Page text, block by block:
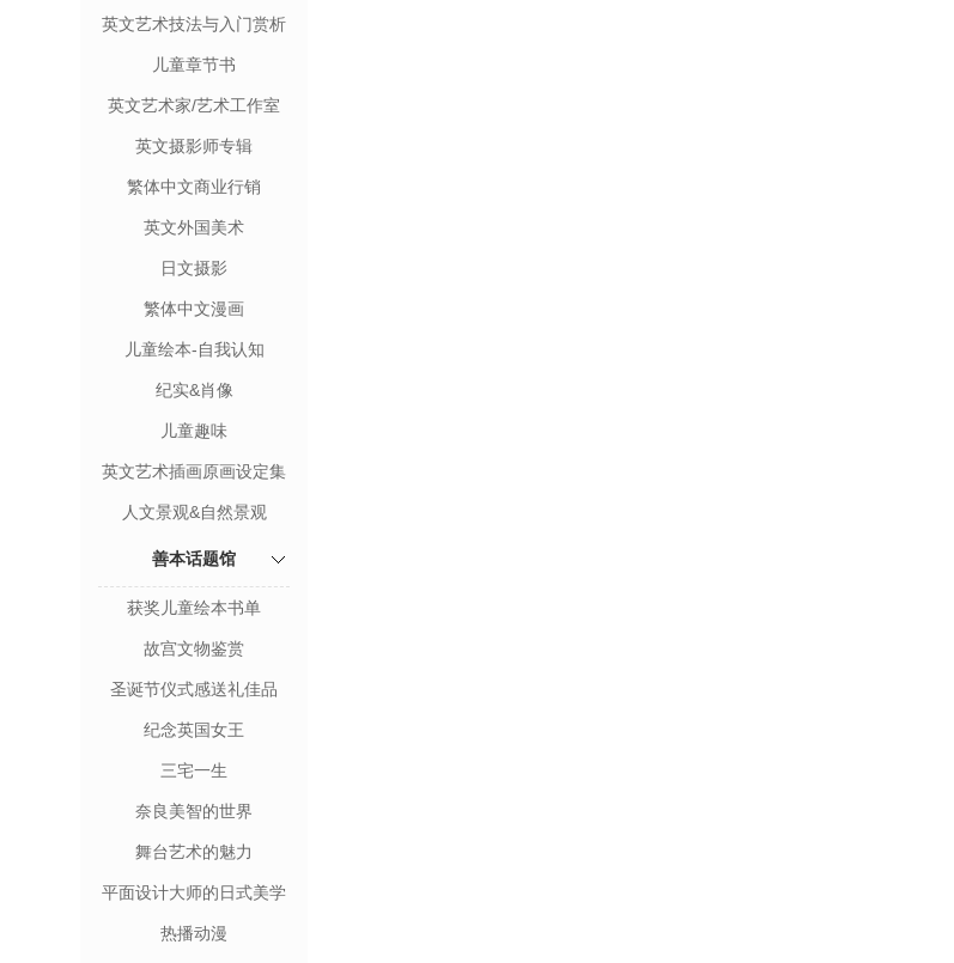
英文艺术技法与入门赏析
儿童章节书
英文艺术家/艺术工作室
英文摄影师专辑
繁体中文商业行销
英文外国美术
日文摄影
繁体中文漫画
儿童绘本-自我认知
纪实&肖像
儿童趣味
英文艺术插画原画设定集
人文景观&自然景观
善本话题馆
获奖儿童绘本书单
故宫文物鉴赏
圣诞节仪式感送礼佳品
纪念英国女王
三宅一生
奈良美智的世界
舞台艺术的魅力
平面设计大师的日式美学
热播动漫